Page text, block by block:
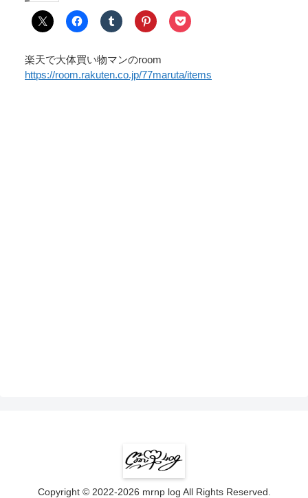
楽天で大体買い物マンのroom
https://room.rakuten.co.jp/77maruta/items
Copyright © 2022-2026 mrnp log All Rights Reserved.